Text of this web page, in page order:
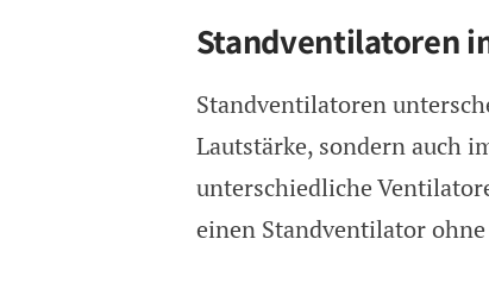
Standventilatoren
Standventilatoren
Lautstärke, sondern auch
unterschiedliche
einen Standventilator